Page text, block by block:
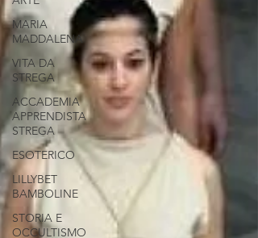
MARIA
MADDALENA
VITA DA
STREGA
ACCADEMIA
APPRENDISTA
STREGA
ESOTERICO
LILLYBET
BAMBOLINE
STORIA E
OCCULTISMO